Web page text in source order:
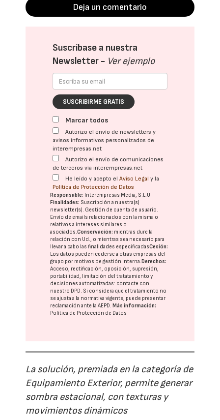
Deja un comentario
Suscríbase a nuestra
Newsletter - Ver ejemplo
SUSCRIBIRME GRATIS
Marcar todos
Autorizo el envío de newsletters y
avisos informativos personalizados de
interempresas.net
Autorizo el envío de comunicaciones
de terceros vía interempresas.net
He leído y acepto elAviso Legal y la
Política de Protección de Datos
Responsable: Interempresas Media, S.L.U.
Finalidades: Suscripción a nuestra(s)
newsletter(s). Gestión de cuenta de usuario.
Envío de emails relacionados con la misma o
relativos a intereses similares o
asociados.Conservación: mientras dure la
relación con Ud., o mientras sea necesario para
llevar a cabo las finalidades especificadasCesión:
Los datos pueden cederse a otras empresas del
grupo por motivos de gestión interna. Derechos:
Acceso, rectificación, oposición, supresión,
portabilidad, limitación del tratatamiento y
decisiones automatizadas: contacte con
nuestro DPD. Si considera que el tratamiento no
se ajusta a la normativa vigente, puede presentar
reclamación ante laAEPD. Más información:
Política de Protección de Datos
La solución, premiada en la categoría de
Equipamiento Exterior, permite generar
sombra estacional, con texturas y
movimientos dinámicos